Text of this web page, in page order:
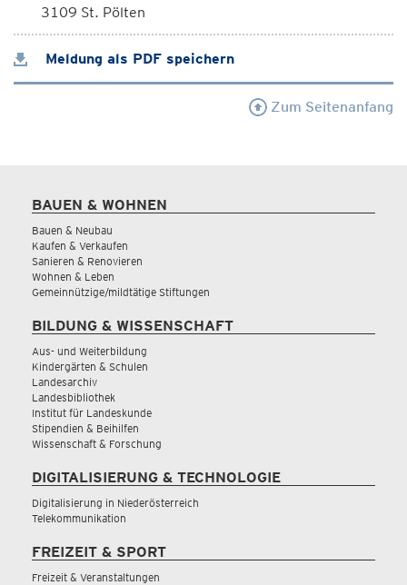
3109 St. Pölten
Meldung als PDF speichern
Zum Seitenanfang
BAUEN & WOHNEN
Bauen & Neubau
Kaufen & Verkaufen
Sanieren & Renovieren
Wohnen & Leben
Gemeinnützige/mildtätige Stiftungen
BILDUNG & WISSENSCHAFT
Aus- und Weiterbildung
Kindergärten & Schulen
Landesarchiv
Landesbibliothek
Institut für Landeskunde
Stipendien & Beihilfen
Wissenschaft & Forschung
DIGITALISIERUNG & TECHNOLOGIE
Digitalisierung in Niederösterreich
Telekommunikation
FREIZEIT & SPORT
Freizeit & Veranstaltungen